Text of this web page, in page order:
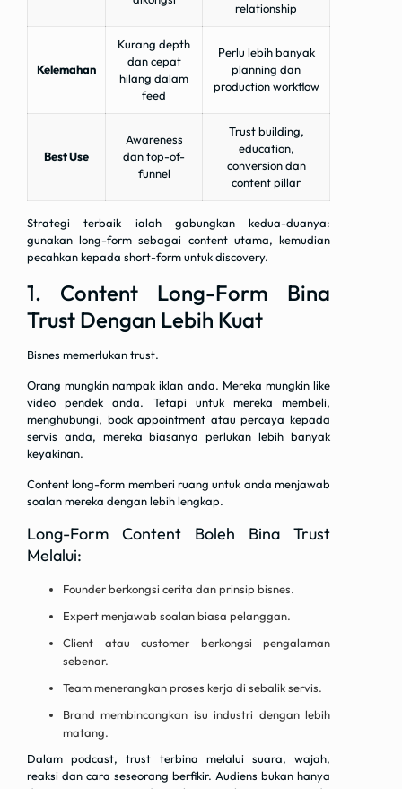
relationship
Kelemahan
Kurang depth
dan cepat
hilang dalam
feed
Perlu lebih banyak
planning dan
production workflow
Best Use
Awareness
dan top-of-
funnel
Trust building,
education,
conversion dan
content pillar
Strategi terbaik ialah gabungkan kedua-duanya:
gunakan long-form sebagai content utama, kemudian
pecahkan kepada short-form untuk discovery.
1. Content Long-Form Bina
Trust Dengan Lebih Kuat
Bisnes memerlukan trust.
Orang mungkin nampak iklan anda. Mereka mungkin like
video pendek anda. Tetapi untuk mereka membeli,
menghubungi, book appointment atau percaya kepada
servis anda, mereka biasanya perlukan lebih banyak
keyakinan.
Content long-form memberi ruang untuk anda menjawab
soalan mereka dengan lebih lengkap.
Long-Form Content Boleh Bina Trust
Melalui:
Founder berkongsi cerita dan prinsip bisnes.
Expert menjawab soalan biasa pelanggan.
Client atau customer berkongsi pengalaman
sebenar.
Team menerangkan proses kerja di sebalik servis.
Brand membincangkan isu industri dengan lebih
matang.
Dalam podcast, trust terbina melalui suara, wajah,
reaksi dan cara seseorang berfikir. Audiens bukan hanya